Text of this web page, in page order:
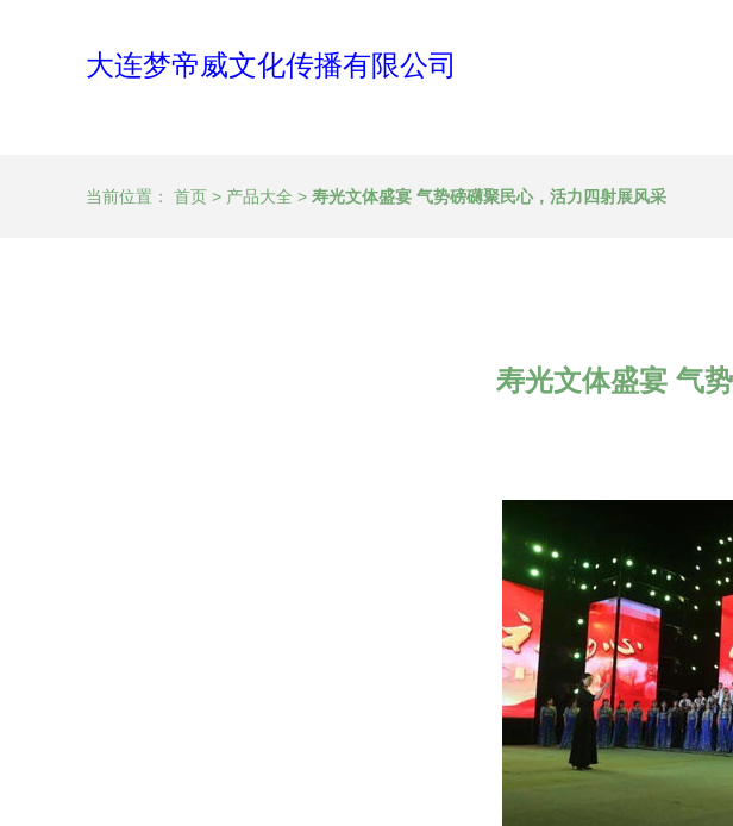
大连梦帝威文化传播有限公司
当前位置： 首页 > 产品大全 > 寿光文体盛宴 气势磅礴聚民心，活力四射展风采
寿光文体盛宴 气